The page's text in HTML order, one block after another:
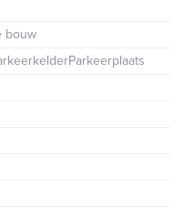
bouw